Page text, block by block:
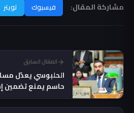
مشاركة المقال: فيسبوك تويتر
المقال السابق
الحلبوسي يعدّل
حاسم يمنع تضمين
الأمنية!